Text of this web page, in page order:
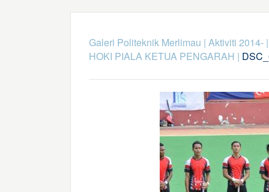
Galeri Politeknik Merlimau | Aktiviti 2014-
HOKI PIALA KETUA PENGARAH |